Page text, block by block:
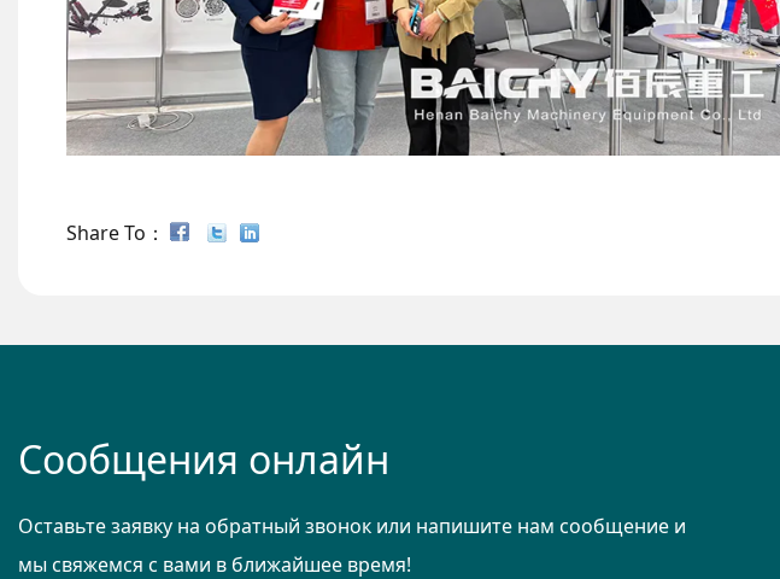
Share To：
Сообщения онлайн
Оставьте заявку на обратный звонок или напишите нам сообщение и
мы свяжемся с вами в ближайшее время!